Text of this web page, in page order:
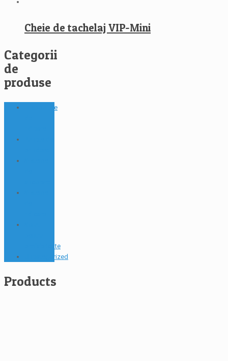
Cheie de tachelaj VIP-Mini
Categorii
de
produse
Dispozitive
prefabricate
Uncategorized
Products